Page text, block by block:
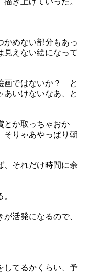
かめない部分もあっ
見えない絵になって
画ではないか？ と
あいけないなあ、と
とか取っちゃおか
そりゃあやっぱり朝
、それだけ時間に余
活発になるので、
してるかくらい、予